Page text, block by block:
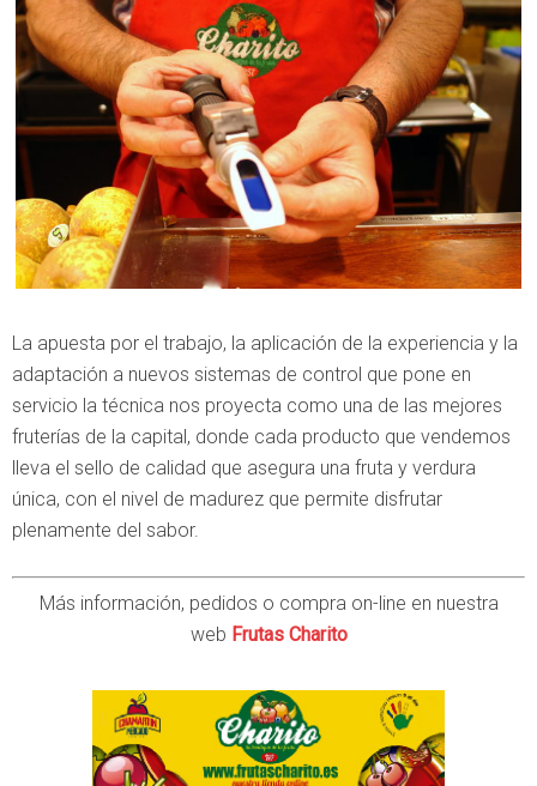
La apuesta por el trabajo, la aplicación de la experiencia y la
adaptación a nuevos sistemas de control que pone en
servicio la técnica nos proyecta como una de las mejores
fruterías de la capital, donde cada producto que vendemos
lleva el sello de calidad que asegura una fruta y verdura
única, con el nivel de madurez que permite disfrutar
plenamente del sabor.
Más información, pedidos o compra on-line en nuestra
web Frutas Charito